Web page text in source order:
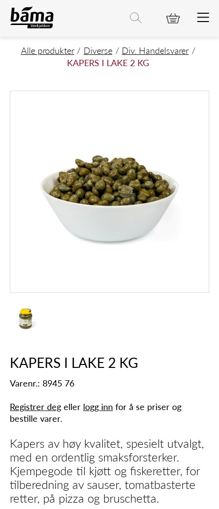
KAPERS I LAKE 2 KG
Hovedinnhold
Hovedmeny
Hovedmeny
Alle produkter Diverse
Div. Handelsvarer
KAPERS I LAKE 2 KG
KAPERS I LAKE 2 KG
Varenr.: 8945 76
Registrer deg eller logg inn for å se priser og
bestille varer.
Kapers av høy kvalitet, spesielt utvalgt,
med en ordentlig smaksforsterker.
Kjempegode til kjøtt og fiskeretter, for
tilberedning av sauser, tomatbasterte
retter, på pizza og bruschetta.